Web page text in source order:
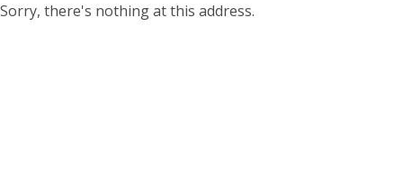
Sorry, there's nothing at this address.